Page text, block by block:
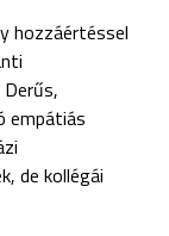
hozzáértéssel
empátiás
de kollégái